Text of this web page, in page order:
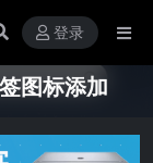
登录
图标添加